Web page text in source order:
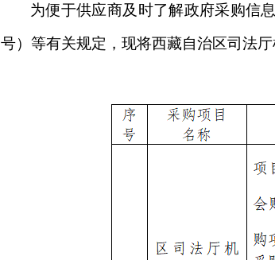
为便于供应商及时了解政府采购信
号）等有关规定，现将西藏自治区司法